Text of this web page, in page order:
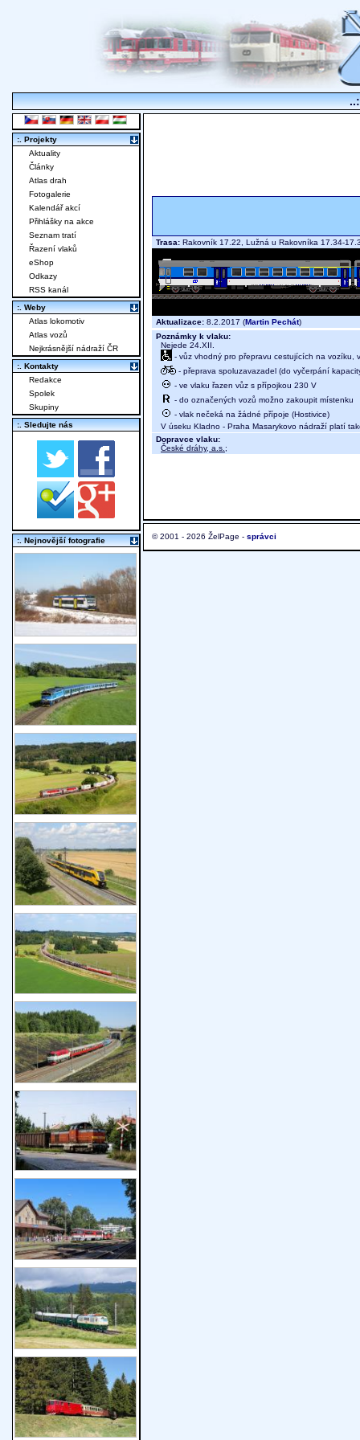
Trasa: Rakovník 17.22, Lužná u Rakovníka 17.34-
Aktualizace: 8.2.2017 (Martin Pechát)
Poznámky k vlaku:
Nejede 24.XII.
- vůz vhodný pro přepravu cestujících na vozíku,
- přeprava spoluzavazadel (do vyčerpání
- ve vlaku řazen vůz s přípojkou 230 V
- do označených vozů možno zakoupit místenku
- vlak nečeká na žádné přípoje (Hostivice)
V úseku Kladno - Praha Masarykovo nádraží platí
Dopravce vlaku:
České dráhy, a.s. ;
© 2001 - 2026 ŽelPage - správci
:. Projekty
Aktuality
Články
Atlas drah
Fotogalerie
Kalendář akcí
Přihlášky na akce
Seznam tratí
Řazení vlaků
eShop
Odkazy
RSS kanál
:. Weby
Atlas lokomotiv
Atlas vozů
Nejkrásnější nádraží ČR
:. Kontakty
Redakce
Spolek
Skupiny
:. Sledujte nás
:. Nejnovější fotografie